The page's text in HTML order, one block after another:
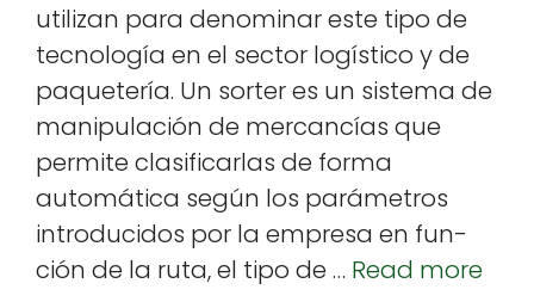
dI
n
b
o
o
k
r A
p
p
e
uti­lizan para denom­i­nar este tipo de
tec­nología en el sec­tor logís­ti­co y de
paque­tería. Un sorter es un sis­tema de
manip­u­lación de mer­cancías que
per­mite clasi­fi­car­las de for­ma
automáti­ca según los parámet­ros
intro­duci­dos por la empre­sa en fun­
ción de la ruta, el tipo de … Read more